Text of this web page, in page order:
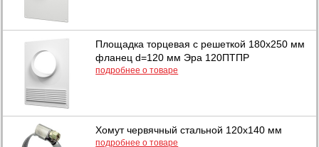
Площадка торцевая с решеткой 180х250 мм
фланец d=120 мм Эра 120ПТПР
подробнее о товаре
Хомут червячный стальной 120х140 мм
подробнее о товаре